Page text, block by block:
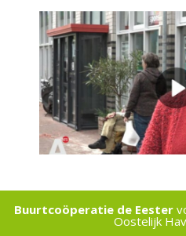
Buurtcoöperatie de Eester
Oostelijk